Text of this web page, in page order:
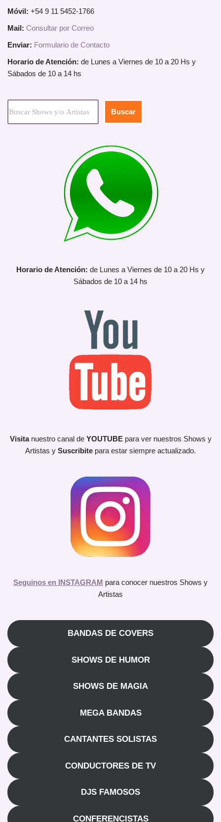
Móvil: +54 9 11 5452-1766
Mail: Consultar por Correo
Enviar: Formulario de Contacto
Horario de Atención: de Lunes a Viernes de 10 a 20 Hs y
Sábados de 10 a 14 hs
Buscar
Horario de Atención: de Lunes a Viernes de 10 a 20 Hs y
Sábados de 10 a 14 hs
Visita nuestro canal de YOUTUBEpara ver nuestros Shows y
Artistas y Suscribite para estar siempre actualizado.
Seguinos en INSTAGRAM para conocer nuestros Shows y
Artistas
BANDAS DE COVERS
SHOWS DE HUMOR
SHOWS DE MAGIA
MEGA BANDAS
CANTANTES SOLISTAS
CONDUCTORES DE TV
DJS FAMOSOS
CONFERENCISTAS